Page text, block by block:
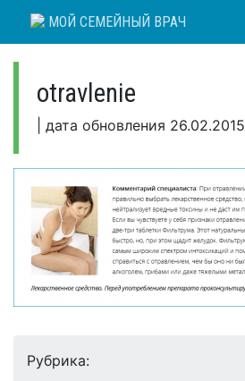
МОЙ СЕМЕЙНЫЙ ВРАЧ
otravlenie
дата обновления 26.02.2015
Рубрика: